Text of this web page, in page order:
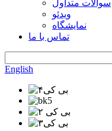
سوالات متداول
ویدئو
نمایشگاه
تماس با ما
English